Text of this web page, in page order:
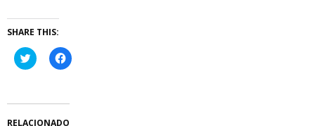
SHARE THIS:
Haz
clic
Twitter
abre
Haz
clic
Facebook
abre
RELACIONADO